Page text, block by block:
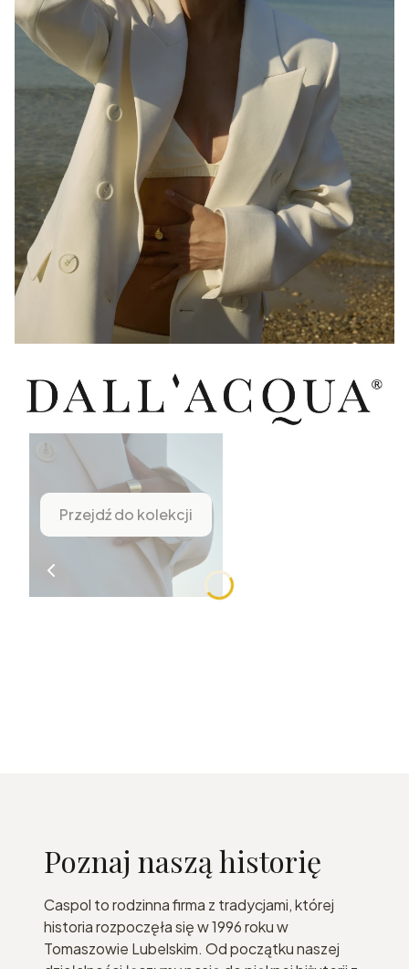
Przejdź do kolekcji
Poznaj naszą historię
Caspol to rodzinna firma z tradycjami, której
historia rozpoczęła się w 1996 roku w
Tomaszowie Lubelskim. Od początku naszej